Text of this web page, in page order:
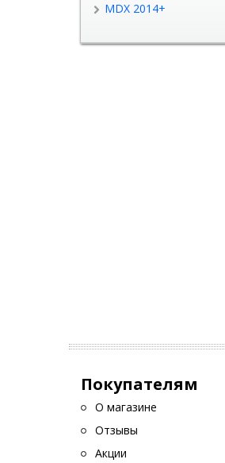
MDX 2014+
Покупателям
О магазине
Отзывы
Акции